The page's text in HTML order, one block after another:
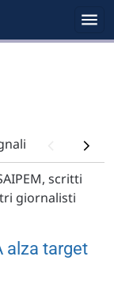
Analisi
scritti
giornalisti
alza target